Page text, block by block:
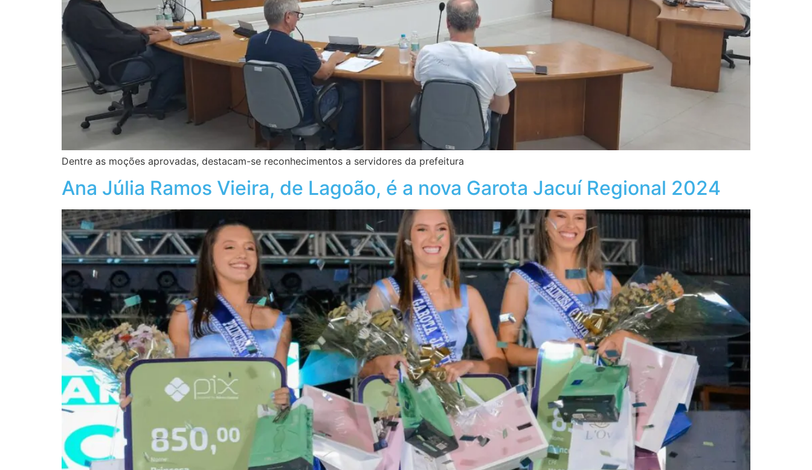
Dentre as moções aprovadas, destacam-se reconhecimentos a servidores da prefeitura
Ana Júlia Ramos Vieira, de Lagoão, é a nova Garota Jacuí Regional 2024